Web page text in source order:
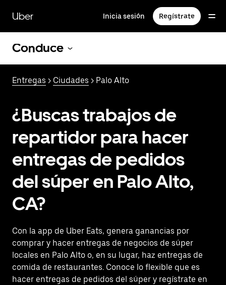
contenido
principal
Uber Inicia sesión Regístrate
Conduce
Entregas > Ciudades > Palo Alto
¿Buscas trabajos de
repartidor para hacer
entregas de pedidos
del súper en Palo Alto,
CA?
Con la app de Uber Eats, genera ganancias por
comprar y hacer entregas de negocios de súper
locales en Palo Alto o, en su lugar, haz entregas de
comida de restaurantes. Conoce lo flexible que es
hacer entregas de pedidos del súper y regístrate en